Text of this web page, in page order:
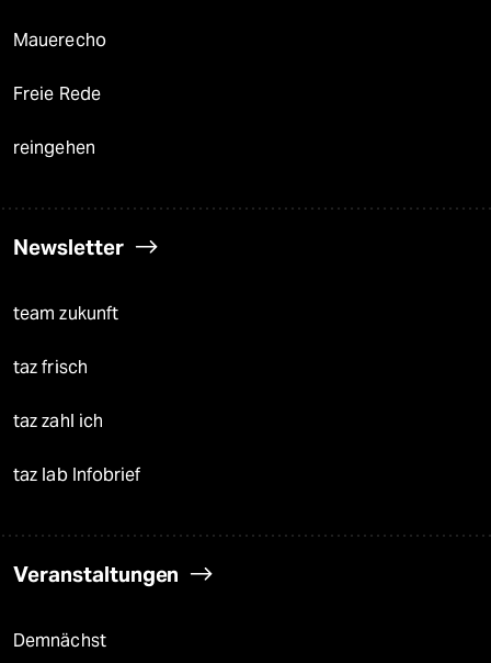
Mauerecho
Freie Rede
reingehen
Newsletter
team zukunft
taz frisch
taz zahl ich
taz lab Infobrief
Veranstaltungen
Demnächst